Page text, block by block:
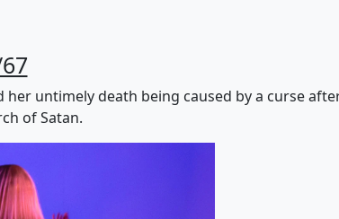
untimely death being caused by a curse
of Satan.